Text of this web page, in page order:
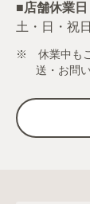
■店舗休業日
土・日・祝
※ 休業中もご
送・お問